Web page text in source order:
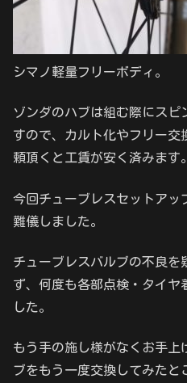
シマノ軽量フリーボディ。
ゾンダのハブは組む際にスピ
すので、カルト化やフリー交
頼頂くと工賃が安く済みます。
今回チューブレスセットアッ
難儀しました。
チューブレスバルブの不良を
ず、何度も各部点検・タイヤ
した。
もう手の施し様がなくお手上
ブをもう一度交換してみたと